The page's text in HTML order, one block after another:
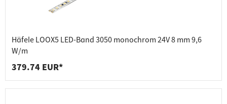
Häfele LOOX5 LED-Band 3050 monochrom 24V 8 mm 9,6
W/m
379.74 EUR*